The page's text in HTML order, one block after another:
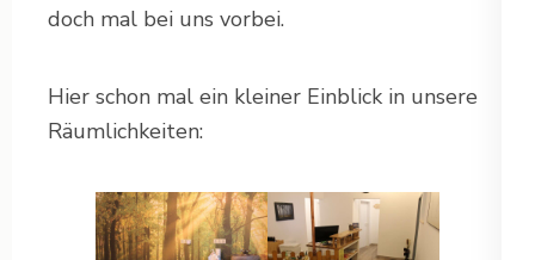
doch mal bei uns vorbei.
Hier schon mal ein kleiner Einblick in unsere
Räumlichkeiten: